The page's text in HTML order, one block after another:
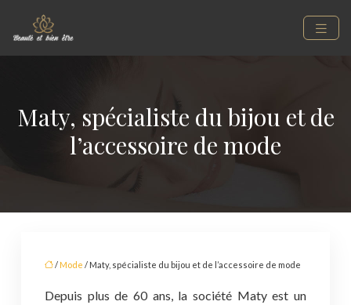
Maty, spécialiste du bijou et de
l’accessoire de mode
/ Mode / Maty, spécialiste du bijou et de l’accessoire de mode
Depuis plus de 60 ans, la société Maty est un